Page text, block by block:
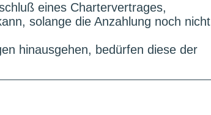
eines Chartervertrages,
solange die Anzahlung noch nicht
hinausgehen, bedürfen diese der